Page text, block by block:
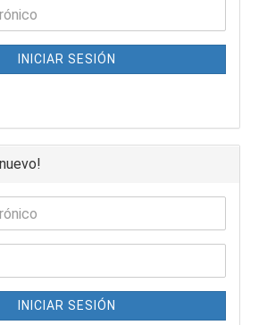
INICIAR SESIÓN
INICIAR SESIÓN